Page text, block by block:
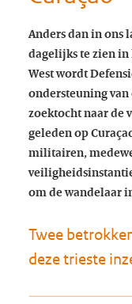
Anders dan in ons
dagelijks te zien in
West wordt
ondersteuning
zoektocht naar de
geleden op
militairen,
om de wandelaar
Twee
deze trieste